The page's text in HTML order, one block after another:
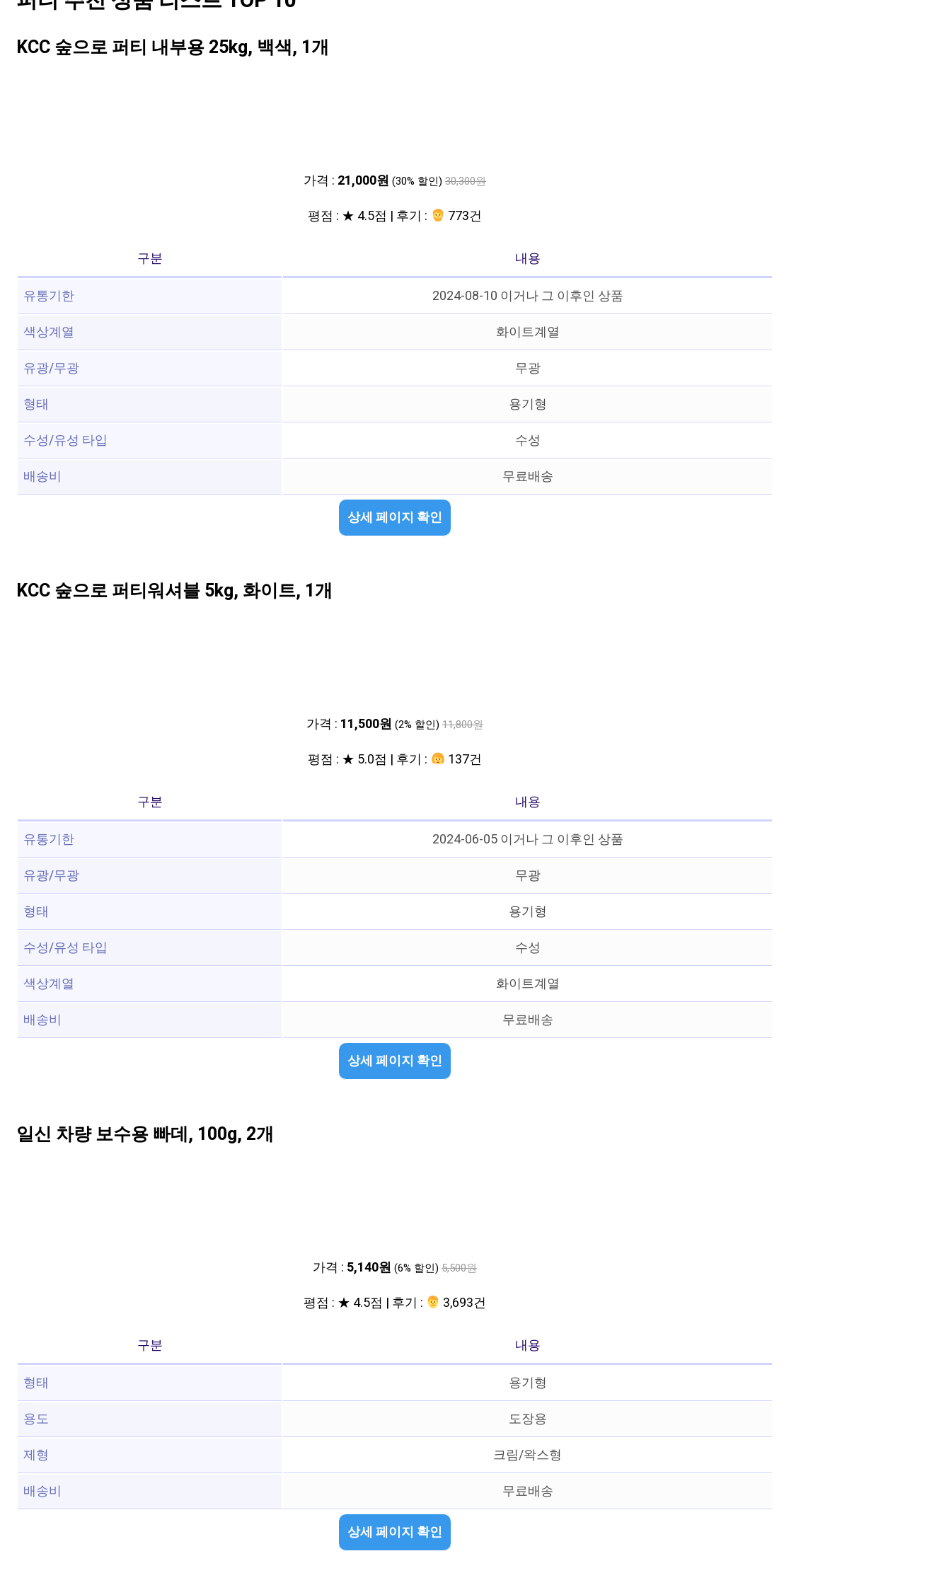
KCC 숲으로 퍼티 내부용 25kg, 백색, 1개
가격 : 21,000원 (30% 할인) 30,300원
평점 : ★ 4.5점 | 후기 : 773건
구분
내용
유통기한
2024-08-10 이거나 그 이후인 상품
색상계열
화이트계열
유광/무광
무광
형태
용기형
수성/유성 타입
수성
배송비
무료배송
상세 페이지 확인
KCC 숲으로 퍼티워셔블 5kg, 화이트, 1개
가격 : 11,500원 (2% 할인) 11,800원
평점 : ★ 5.0점 | 후기 : 137건
구분
내용
유통기한
2024-06-05 이거나 그 이후인 상품
유광/무광
무광
형태
용기형
수성/유성 타입
수성
색상계열
화이트계열
배송비
무료배송
상세 페이지 확인
일신 차량 보수용 빠데, 100g, 2개
가격 : 5,140원 (6% 할인) 5,500원
평점 : ★ 4.5점 | 후기 : ‍‍ 3,693건
구분
내용
형태
용기형
용도
도장용
제형
크림/왁스형
배송비
무료배송
상세 페이지 확인